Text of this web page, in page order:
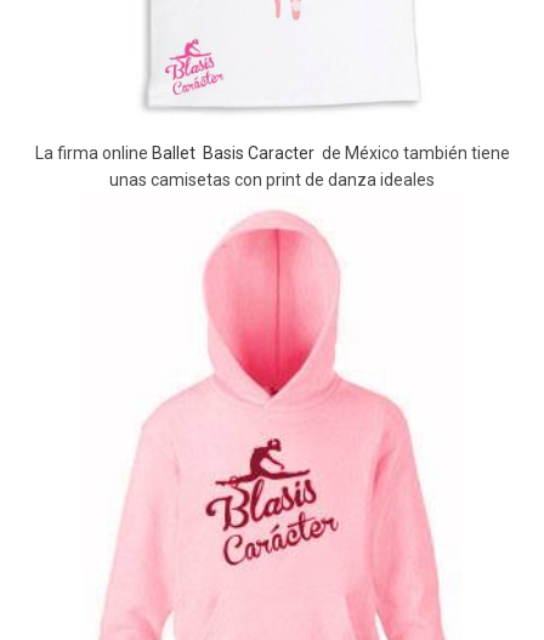
La firma online Ballet Basis Caracterde México también tiene
unas camisetas con print de danza ideales